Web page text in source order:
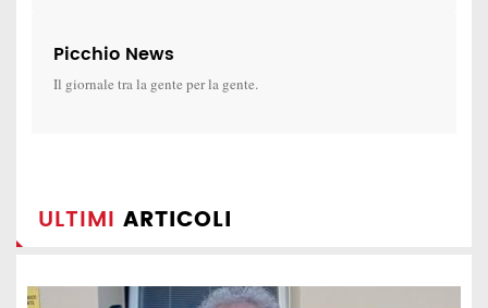
Picchio News
Il giornale tra la gente per la gente.
ULTIMI ARTICOLI